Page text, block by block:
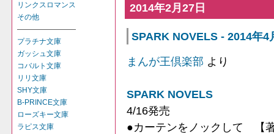
リンクスロマンス
その他
――――――――
プラチナ文庫
ガッシュ文庫
コバルト文庫
リリ文庫
SHY文庫
B-PRINCE文庫
ローズキー文庫
ラピス文庫
2014年2月27日
SPARK NOVELS - 2014年4
まんが王倶楽部 より
SPARK NOVELS
4/16発売
●カーテンをノックして 【